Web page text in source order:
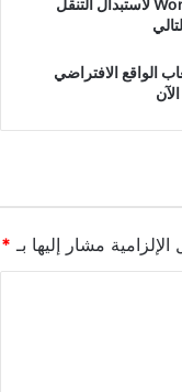
WordPress لاستبدال التنقل
الواقع الافتراضي
الإلزامية مشار إليها بـ *